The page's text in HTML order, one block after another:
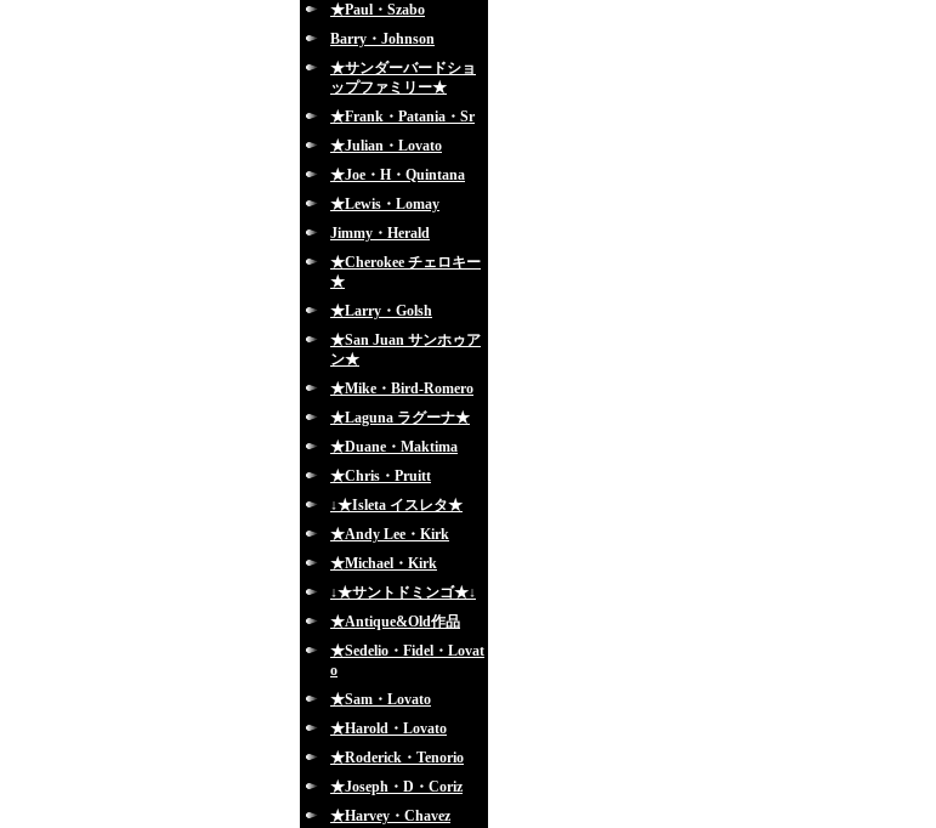
★Paul・Szabo
Barry・Johnson
★サンダーバードショ
ップファミリー★
★Frank・Patania・Sr
★Julian・Lovato
★Joe・H・Quintana
★Lewis・Lomay
Jimmy・Herald
★Cherokee チェロキー
★
★Larry・Golsh
★San Juan サンホゥア
ン★
★Mike・Bird-Romero
★Laguna ラグーナ★
★Duane・Maktima
★Chris・Pruitt
↓★Isleta イスレタ★
★Andy Lee・Kirk
★Michael・Kirk
↓★サントドミンゴ★↓
★Antique&Old作品
★Sedelio・Fidel・Lovat
o
★Sam・Lovato
★Harold・Lovato
★Roderick・Tenorio
★Joseph・D・Coriz
★Harvey・Chavez